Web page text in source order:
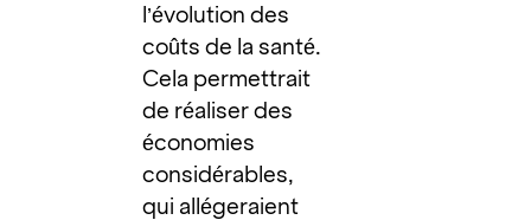
l’évolution des
coûts de la santé.
Cela permettrait
de réaliser des
économies
considérables,
qui allégeraient